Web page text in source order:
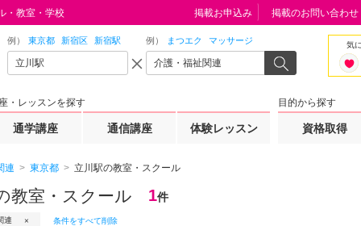
・教室・学校
例） 東京都 新宿区 新宿駅 例） まつエク マッサージ 気
・レッスンを探す
通学講座 通信講座 体験レッスン
目的から探す
資格取得
掲載お申込み 掲載のお問い合わせ
連 東京都 立川駅の教室・スクール
教室・スクール 1件
連 条件をすべて削除